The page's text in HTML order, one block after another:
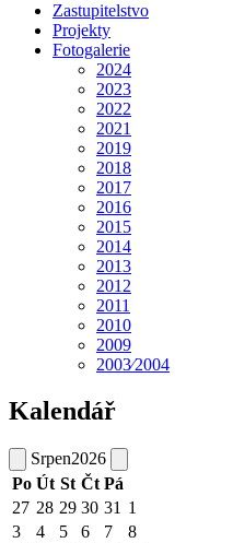
Zastupitelstvo
Projekty
Fotogalerie
2024
2023
2022
2021
2019
2018
2017
2016
2015
2014
2013
2012
2011
2010
2009
2003⁄2004
Kalendář
Srpen2026
Po Út St Čt Pá
27 28 29 30 31 1
3
4 5 6 7 8